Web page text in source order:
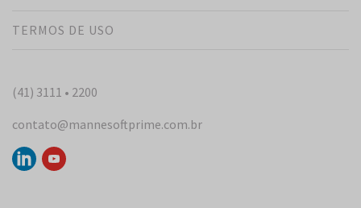
TERMOS DE USO
(41) 3111 • 2200
contato@mannesoftprime.com.br